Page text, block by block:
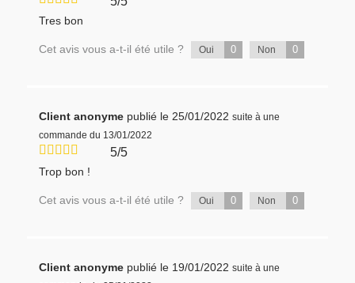
Tres bon
Cet avis vous a-t-il été utile ? Oui 0 Non 0
Client anonyme publié le 25/01/2022 suite à une
commande du 13/01/2022
5/5
Trop bon !
Cet avis vous a-t-il été utile ? Oui 0 Non 0
Client anonyme publié le 19/01/2022 suite à une